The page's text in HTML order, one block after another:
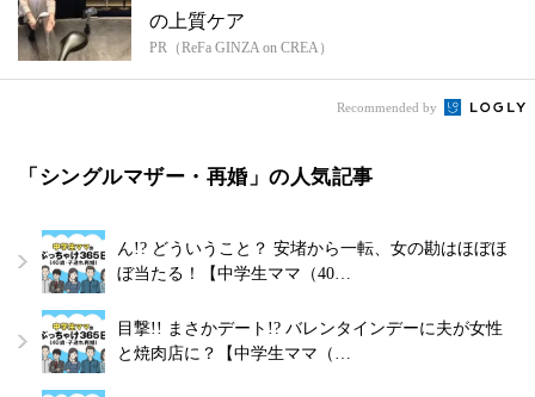
の上質ケア
PR（ReFa GINZA on CREA）
Recommended by
「シングルマザー・再婚」の人気記事
ん!? どういうこと？ 安堵から一転、女の勘はほぼほ
ぼ当たる！【中学生ママ（40…
目撃!! まさかデート!? バレンタインデーに夫が女性
と焼肉店に？【中学生ママ（…